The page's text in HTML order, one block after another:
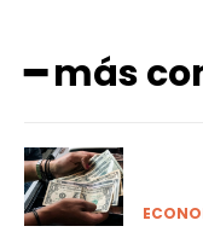
━ más